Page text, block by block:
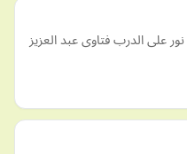
على الدرب فتاوى عبد العزيز